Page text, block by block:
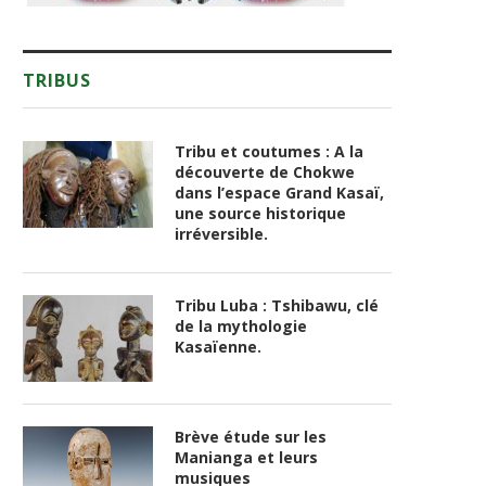
TRIBUS
Tribu et coutumes : A la
découverte de Chokwe
dans l’espace Grand Kasaï,
une source historique
irréversible.
Tribu Luba : Tshibawu, clé
de la mythologie
Kasaïenne.
Brève étude sur les
Manianga et leurs
musiques